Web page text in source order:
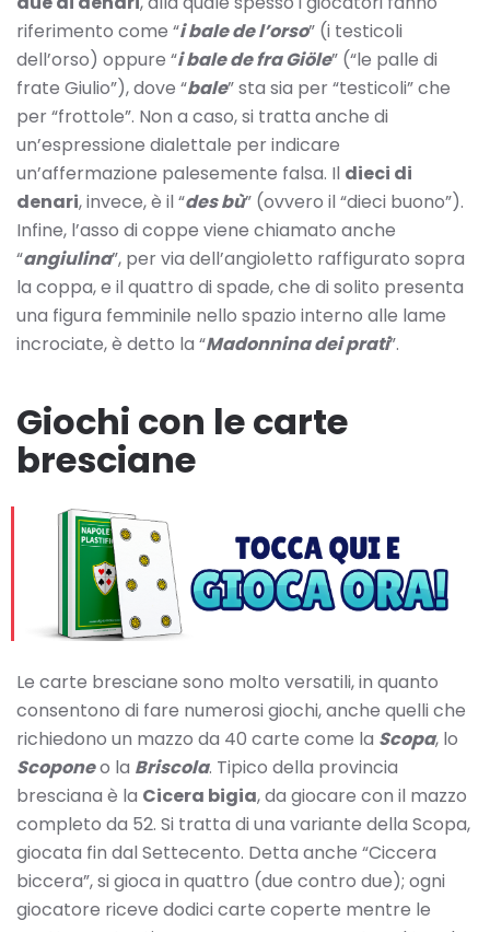
riferimento come “i bale de l’orso” (i testicoli
dell’orso) oppure “i bale de fra Giöle” (“le palle di
frate Giulio”), dove “bale” sta sia per “testicoli” che
per “frottole”. Non a caso, si tratta anche di
un’espressione dialettale per indicare
un’affermazione palesemente falsa. Il dieci di
denari, invece, è il “des bù” (ovvero il “dieci buono”).
Infine, l’asso di coppe viene chiamato anche
“angiulina”, per via dell’angioletto raffigurato sopra
la coppa, e il quattro di spade, che di solito presenta
una figura femminile nello spazio interno alle lame
incrociate, è detto la “Madonnina dei prati”.
Giochi con le carte
bresciane
Le carte bresciane sono molto versatili, in quanto
consentono di fare numerosi giochi, anche quelli che
richiedono un mazzo da 40 carte come la Scopa, lo
Scoponeo la Briscola. Tipico della provincia
bresciana è la Cicera bigia, da giocare con il mazzo
completo da 52. Si tratta di una variante della Scopa,
giocata fin dal Settecento. Detta anche “Ciccera
biccera”, si gioca in quattro (due contro due); ogni
giocatore riceve dodici carte coperte mentre le